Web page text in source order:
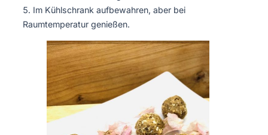
Im Kühlschrank aufbewahren, aber bei
Raumtemperatur genießen.